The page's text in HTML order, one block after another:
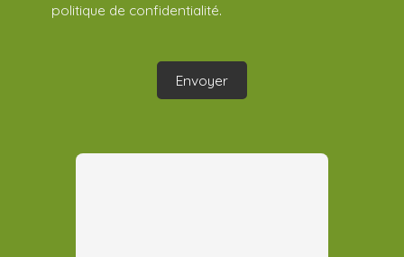
politique de confidentialité.
Envoyer